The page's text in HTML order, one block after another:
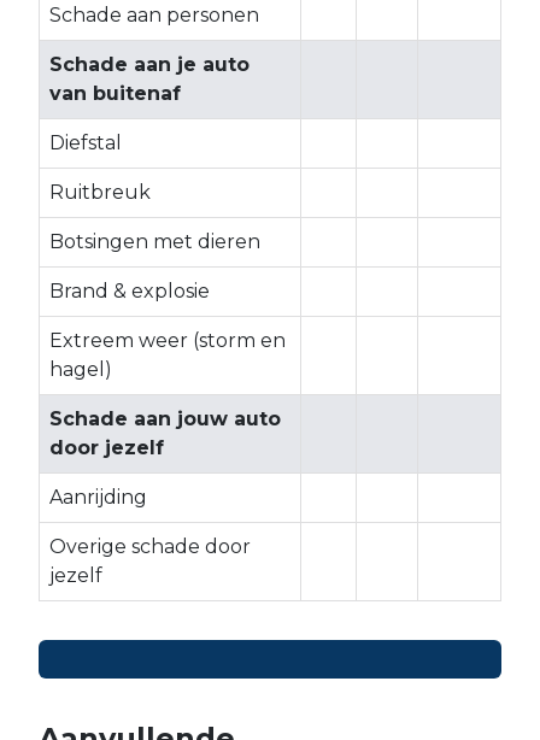
Schade aan personen
Schade aan je auto
van buitenaf
Diefstal
Ruitbreuk
Botsingen met dieren
Brand & explosie
Extreem weer (storm en
hagel)
Schade aan jouw auto
door jezelf
Aanrijding
Overige schade door
jezelf